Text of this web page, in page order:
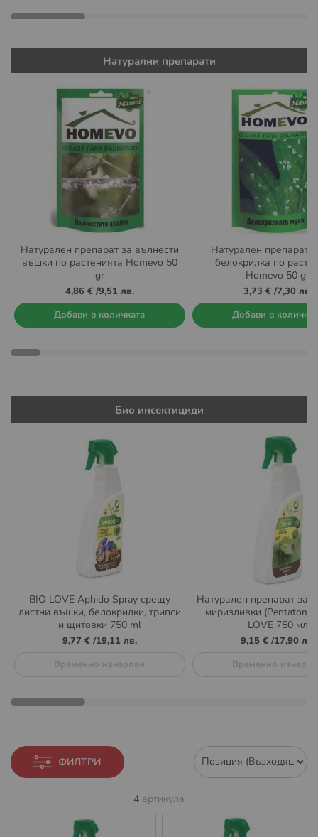
Натурални препарати
Натурален препарат за вълнести
въшки по растенията Homevo 50
gr
4,86 €/9,51 лв.
Добави в количката
Натурален препарат
белокрилка по
Homevo 50 gr
3,73 €/7,30 лв.
Добави в
Био инсектициди
BIO LOVE Aphido Spray срещу
листни въшки, белокрилки, трипси
и щитовки 750 ml
9,77 €/19,11 лв.
Временно изчерпан
Натурален препарат за
миризливки
LOVE 750 мл
9,15 €/17,90 лв.
Временно
ФИЛТРИ
4 артикула